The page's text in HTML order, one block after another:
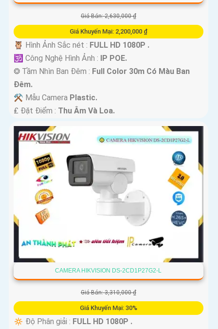
Giá Bán: 2,630,000 ₫
Giá Khuyến Mại: 2,200,000 ₫
🦉 Hình Ảnh Sắc nét : FULL HD 1080P .
🕉️ Công Nghệ Hình Ảnh :
IP POE.
❂ Tầm Nhìn Ban Đêm : Full Color 30m Có Màu Ban
Ðêm.
⚒ Mẫu Camera Plastic.
️₤ Đặt Điểm : Thu Âm Và Loa.
CAMERA HIKVISION DS-2CD1P27G2-L
Giá Bán: 3,310,000 ₫
Giá Khuyến Mại: 30%
🔅 Độ Phân giải : FULL HD 1080P .